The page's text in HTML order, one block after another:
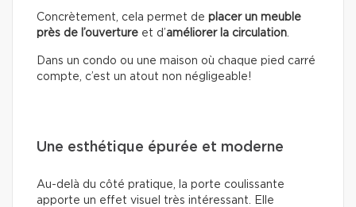
Concrètement, cela permet de placer un meuble
près de l’ouverture et d’améliorer la circulation
Dans un condo ou une maison où chaque pied carré
compte, c’est un atout non négligeable!
Une esthétique épurée et moderne
Au-delà du côté pratique, la porte coulissante
apporte un effet visuel très intéressant. Elle